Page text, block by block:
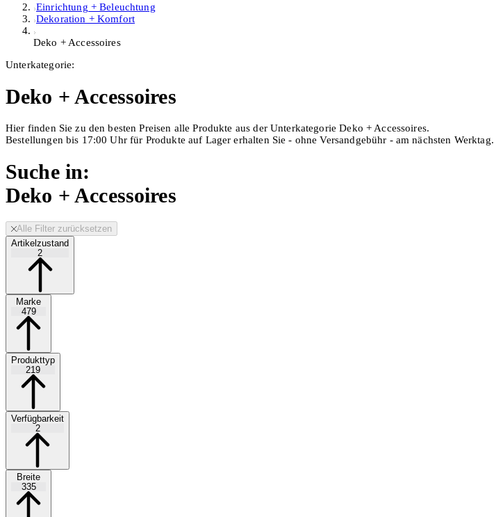
Einrichtung + Beleuchtung
Dekoration + Komfort
Deko + Accessoires
Unterkategorie:
Deko + Accessoires
Hier finden Sie zu den besten Preisen alle Produkte aus der Unterkategorie Deko + Accessoires.
Bestellungen bis 17:00 Uhr für Produkte auf Lager erhalten Sie - ohne Versandgebühr - am nächsten Werktag.
Suche in:
Deko + Accessoires
Alle Filter zurücksetzen
Artikelzustand
2
Marke
479
Produkttyp
219
Verfügbarkeit
2
Breite
335